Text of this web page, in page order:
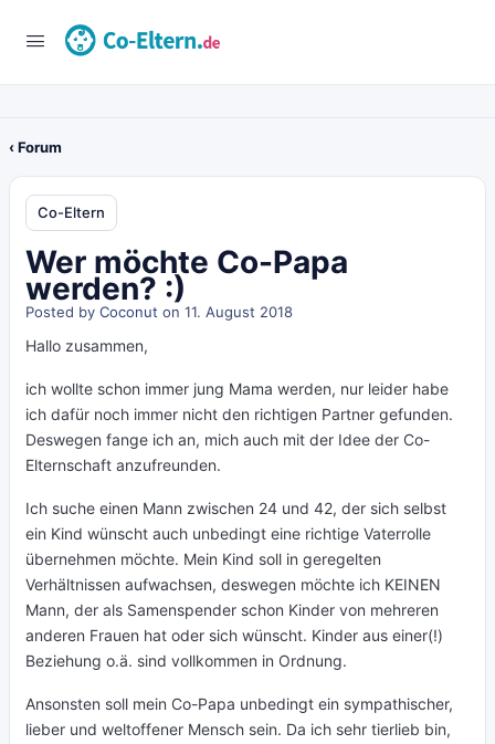
‹ Forum
Co-Eltern
Wer möchte Co-Papa
werden? :)
Posted by Coconut on 11. August 2018
Hallo zusammen,
ich wollte schon immer jung Mama werden, nur leider habe
ich dafür noch immer nicht den richtigen Partner gefunden.
Deswegen fange ich an, mich auch mit der Idee der Co-
Elternschaft anzufreunden.
Ich suche einen Mann zwischen 24 und 42, der sich selbst
ein Kind wünscht auch unbedingt eine richtige Vaterrolle
übernehmen möchte. Mein Kind soll in geregelten
Verhältnissen aufwachsen, deswegen möchte ich KEINEN
Mann, der als Samenspender schon Kinder von mehreren
anderen Frauen hat oder sich wünscht. Kinder aus einer(!)
Beziehung o.ä. sind vollkommen in Ordnung.
Ansonsten soll mein Co-Papa unbedingt ein sympathischer,
lieber und weltoffener Mensch sein. Da ich sehr tierlieb bin,